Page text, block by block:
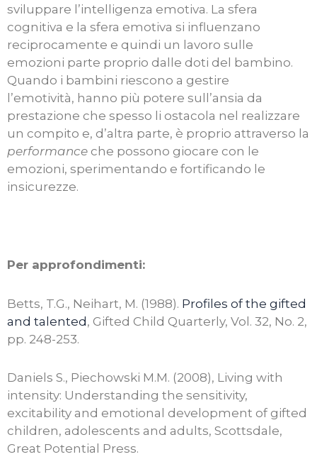
sviluppare l’intelligenza emotiva. La sfera
cognitiva e la sfera emotiva si influenzano
reciprocamente e quindi un lavoro sulle
emozioni parte proprio dalle doti del bambino.
Quando i bambini riescono a gestire
l’emotività, hanno più potere sull’ansia da
prestazione che spesso li ostacola nel realizzare
un compito e, d’altra parte, è proprio attraverso la
performance che possono giocare con le
emozioni, sperimentando e fortificando le
insicurezze.
Per approfondimenti:
Betts, T.G., Neihart, M. (1988). Profiles of the gifted
and talented, Gifted Child Quarterly, Vol. 32, No. 2,
pp. 248-253.
Daniels S., Piechowski M.M. (2008), Living with
intensity: Understanding the sensitivity,
excitability and emotional development of gifted
children, adolescents and adults, Scottsdale,
Great Potential Press.